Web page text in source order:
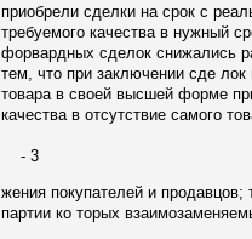
приобрели сделки на срок с
требуемого качества в нужный
форвардных сделок снижались
тем, что при заключении сде
товара в своей высшей форме
качества в отсутствие самого
- 3
жения покупателей и
партии ко торых